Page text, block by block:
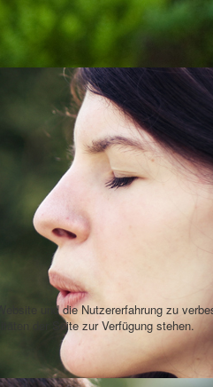
Missbrauch Bescheid
und die Nutzererfahrung zu
der Seite zur Verfügung stehen.